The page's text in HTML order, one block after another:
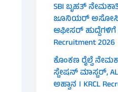
SBI ಬೃಹತ್
ಜೂನಿಯರ್
ಆಫೀಸರ್ ಹುದ್ದೆಗಳಿಗೆ
Recruitment 2026
ಕೊಂಕಣ ರೈಲ್ವೆ
ಸ್ಟೇಷನ್ ಮಾಸ್ಟರ್,
ಅಹ್ವಾನ । KRCL